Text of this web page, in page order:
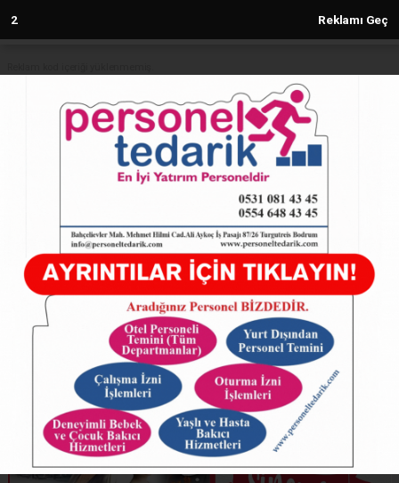
2 Reklamı Geç
Anasayfa
Yaz sinema geceleri “Aşkın Dünkü
Çocukları” ile devam edecek
24.07.2025 - 11:21, Güncelleme: 24.07.2025 - 11:21
7531+ kez okundu.
ABONE OL